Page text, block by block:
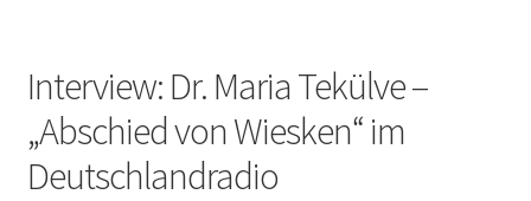
Programm
Öffentlichkeitsarbeit
Interview: Dr. Maria Tekülve –
„Abschied von Wiesken“ im
Deutschlandradio